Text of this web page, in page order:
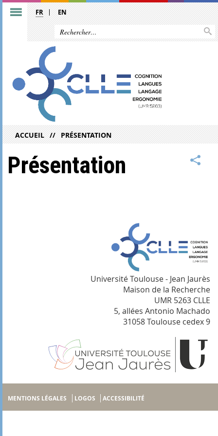
FR EN
ACCUEIL PRÉSENTATION
Présentation
Université Toulouse - Jean Jaurès
Maison de la Recherche
UMR 5263 CLLE
5, allées Antonio Machado
31058 Toulouse cedex 9
MENTIONS LÉGALES LOGOS ACCESSIBILITÉ